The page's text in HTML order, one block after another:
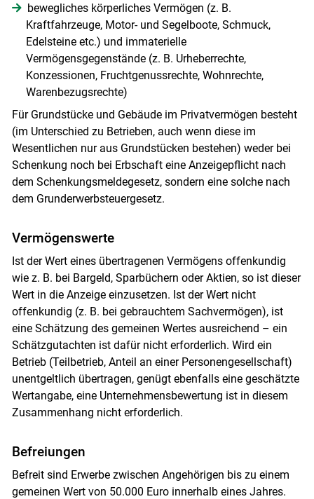
Skip to main content
bewegliches körperliches Vermögen (z. B.
Kraftfahrzeuge, Motor- und Segelboote, Schmuck,
Edelsteine etc.) und immaterielle
Vermögensgegenstände (z. B. Urheberrechte,
Konzessionen, Fruchtgenussrechte, Wohnrechte,
Warenbezugsrechte)
Für Grundstücke und Gebäude im Privatvermögen besteht
(im Unterschied zu Betrieben, auch wenn diese im
Wesentlichen nur aus Grundstücken bestehen) weder bei
Schenkung noch bei Erbschaft eine Anzeigepflicht nach
dem Schenkungsmeldegesetz, sondern eine solche nach
dem Grunderwerbsteuergesetz.
Vermögenswerte
Ist der Wert eines übertragenen Vermögens offenkundig
wie z. B. bei Bargeld, Sparbüchern oder Aktien, so ist dieser
Wert in die Anzeige einzusetzen. Ist der Wert nicht
offenkundig (z. B. bei gebrauchtem Sachvermögen), ist
eine Schätzung des gemeinen Wertes ausreichend – ein
Schätzgutachten ist dafür nicht erforderlich. Wird ein
Betrieb (Teilbetrieb, Anteil an einer Personengesellschaft)
unentgeltlich übertragen, genügt ebenfalls eine geschätzte
Wertangabe, eine Unternehmensbewertung ist in diesem
Zusammenhang nicht erforderlich.
Befreiungen
Befreit sind Erwerbe zwischen Angehörigen bis zu einem
gemeinen Wert von 50.000 Euro innerhalb eines Jahres.